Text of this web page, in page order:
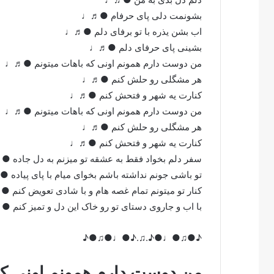
بشونمت دلی پای حرفام ●♬♩
اب بشن یذره با تو برفای دلم ●♬♩
بشینی پای حرفای دلم ●♬♩
من دوست دارم همونم اونی که باهات میتونم ●♬♩
هر مشگلی رو حلش کنم ●♬♩
کنارت یه شهر و فتحش کنم ●♬♩
من دوست دارم همونم اونی که باهات میتونم ●♬♩
هر مشگلی رو حلش کنم ●♬♩
کنارت یه شهر و فتحش کنم ●♬♩
سفر دلم بخواد فقط به عشقه تو میزنم به دل
تو باشی جونم نداشته باشم بخوای میام با پای
کنار تو میتونم تمام غصه هام و با شادی تعویض
با اب و جاروی دستای تو رو خاک این دل و تمیز
♪●♫●♩●♪.♫.♪●♩●♫●♪